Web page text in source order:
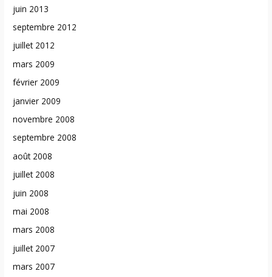
juin 2013
septembre 2012
juillet 2012
mars 2009
février 2009
janvier 2009
novembre 2008
septembre 2008
août 2008
juillet 2008
juin 2008
mai 2008
mars 2008
juillet 2007
mars 2007